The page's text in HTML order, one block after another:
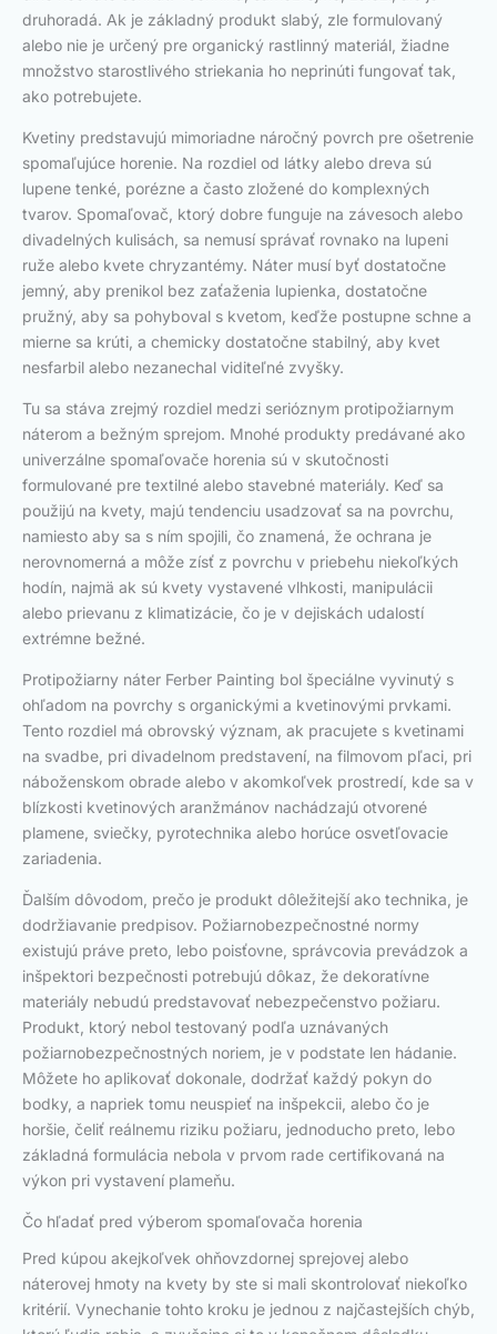
druhoradá. Ak je základný produkt slabý, zle formulovaný
alebo nie je určený pre organický rastlinný materiál, žiadne
množstvo starostlivého striekania ho neprinúti fungovať tak,
ako potrebujete.
Kvetiny predstavujú mimoriadne náročný povrch pre ošetrenie
spomaľujúce horenie. Na rozdiel od látky alebo dreva sú
lupene tenké, porézne a často zložené do komplexných
tvarov. Spomaľovač, ktorý dobre funguje na závesoch alebo
divadelných kulisách, sa nemusí správať rovnako na lupeni
ruže alebo kvete chryzantémy. Náter musí byť dostatočne
jemný, aby prenikol bez zaťaženia lupienka, dostatočne
pružný, aby sa pohyboval s kvetom, keďže postupne schne a
mierne sa krúti, a chemicky dostatočne stabilný, aby kvet
nesfarbil alebo nezanechal viditeľné zvyšky.
Tu sa stáva zrejmý rozdiel medzi serióznym protipožiarnym
náterom a bežným sprejom. Mnohé produkty predávané ako
univerzálne spomaľovače horenia sú v skutočnosti
formulované pre textilné alebo stavebné materiály. Keď sa
použijú na kvety, majú tendenciu usadzovať sa na povrchu,
namiesto aby sa s ním spojili, čo znamená, že ochrana je
nerovnomerná a môže zísť z povrchu v priebehu niekoľkých
hodín, najmä ak sú kvety vystavené vlhkosti, manipulácii
alebo prievanu z klimatizácie, čo je v dejiskách udalostí
extrémne bežné.
Protipožiarny náter Ferber Painting bol špeciálne vyvinutý s
ohľadom na povrchy s organickými a kvetinovými prvkami.
Tento rozdiel má obrovský význam, ak pracujete s kvetinami
na svadbe, pri divadelnom predstavení, na filmovom pľaci, pri
náboženskom obrade alebo v akomkoľvek prostredí, kde sa v
blízkosti kvetinových aranžmánov nachádzajú otvorené
plamene, sviečky, pyrotechnika alebo horúce osvetľovacie
zariadenia.
Ďalším dôvodom, prečo je produkt dôležitejší ako technika, je
dodržiavanie predpisov. Požiarnobezpečnostné normy
existujú práve preto, lebo poisťovne, správcovia prevádzok a
inšpektori bezpečnosti potrebujú dôkaz, že dekoratívne
materiály nebudú predstavovať nebezpečenstvo požiaru.
Produkt, ktorý nebol testovaný podľa uznávaných
požiarnobezpečnostných noriem, je v podstate len hádanie.
Môžete ho aplikovať dokonale, dodržať každý pokyn do
bodky, a napriek tomu neuspieť na inšpekcii, alebo čo je
horšie, čeliť reálnemu riziku požiaru, jednoducho preto, lebo
základná formulácia nebola v prvom rade certifikovaná na
výkon pri vystavení plameňu.
Čo hľadať pred výberom spomaľovača horenia
Pred kúpou akejkoľvek ohňovzdornej sprejovej alebo
náterovej hmoty na kvety by ste si mali skontrolovať niekoľko
kritérií. Vynechanie tohto kroku je jednou z najčastejších chýb,